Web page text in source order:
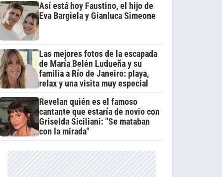
Así está hoy Faustino, el hijo de
Eva Bargiela y Gianluca Simeone
Las mejores fotos de la escapada
de María Belén Ludueña y su
familia a Río de Janeiro: playa,
relax y una visita muy especial
Revelan quién es el famoso
cantante que estaría de novio con
Griselda Siciliani: "Se mataban
con la mirada"